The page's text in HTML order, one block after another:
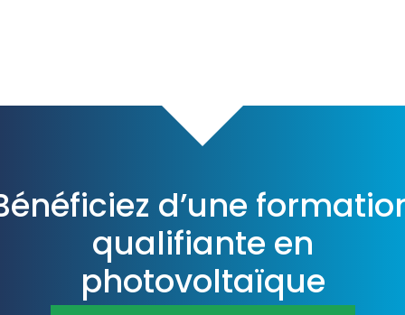
d’une
qualifiante en
photovoltaïque
Bonjour 👋
                        Comment je peux vous aider ?
Posez-moi des questions